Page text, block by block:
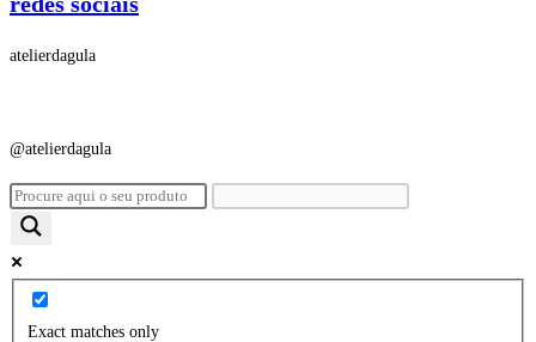
atelierdagula
@atelierdagula
Exact matches only